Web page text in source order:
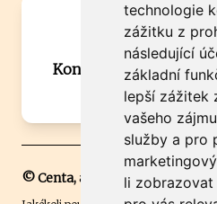
technologie
zážitku z
následující
základní
lepší zážitek
vašeho
služby a pro
li zobrazovat
Máte zajímavou
Kontaktujte
© Centa, a.s.